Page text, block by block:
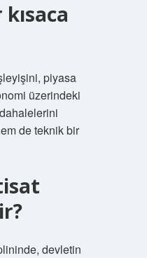
piyasa
üzerindeki
de teknik bir
devletin